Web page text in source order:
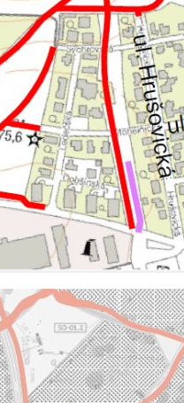
na konkrétní
uživatelé
našeho webu.
Pokud
vypnete
používání
analytických
cookies ve
vztahu k Vaší
návštěvě,
ztrácíme
možnost
analýzy
výkonu a
optimalizace
našich
opatření.